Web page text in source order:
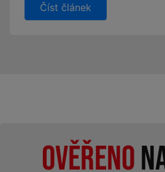
Číst článek
Ověřeno